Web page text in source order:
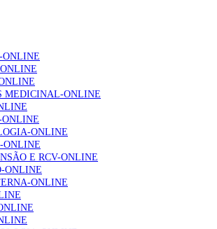
Forense. “Da urgência ao tribunal, cada gesto
de utentes podem ficar sem médico de
do Podcast “Frequência Cardio – Sintoniza-te
ONLINE
MEDICINAL-ONLINE
ONLINE
ONLINE
ONLINE
E RCV-ONLINE
ONLINE
ONLINE